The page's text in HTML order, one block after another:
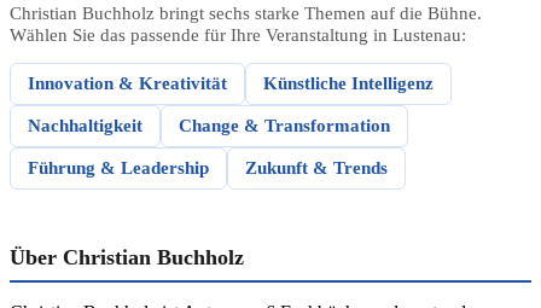
Christian Buchholz bringt sechs starke Themen auf die Bühne.
Wählen Sie das passende für Ihre Veranstaltung in Lustenau:
Innovation & Kreativität Künstliche Intelligenz
Nachhaltigkeit Change & Transformation
Führung & Leadership Zukunft & Trends
Über Christian Buchholz